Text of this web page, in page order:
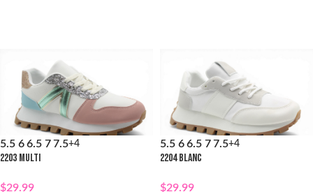
5.5 6 6.5 7 7.5+4
2203 MULTI
$29.99
5.5 6 6.5 7 7.5+4
2204 BLANC
$29.99